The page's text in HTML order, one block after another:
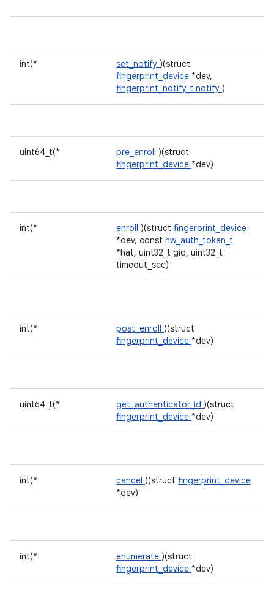
int(* set_notify )(struct
fingerprint_device *dev,
fingerprint_notify_t notify )
uint64_t(* pre_enroll )(struct
fingerprint_device *dev)
int(* enroll )(struct fingerprint_device
*dev, const hw_auth_token_t
*hat, uint32_t gid, uint32_t
timeout_sec)
int(* post_enroll )(struct
fingerprint_device *dev)
uint64_t(* get_authenticator_id )(struct
fingerprint_device *dev)
int(* cancel )(struct fingerprint_device
*dev)
int(* enumerate )(struct
fingerprint_device *dev)